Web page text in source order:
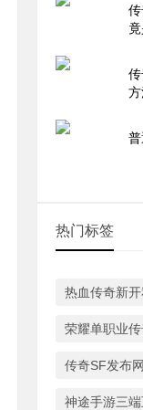
热门标签
热血传奇新
荣耀单职业
传奇SF发布
神途手游三